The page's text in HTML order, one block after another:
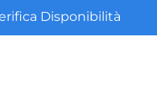
Disponibilità